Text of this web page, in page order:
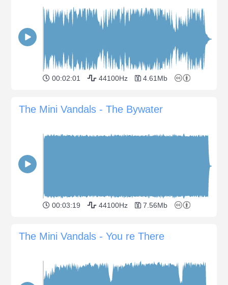
00:02:01 44100Hz 4.61Mb
The Mini Vandals - The Bywater
00:03:19 44100Hz 7.56Mb
The Mini Vandals - You re There